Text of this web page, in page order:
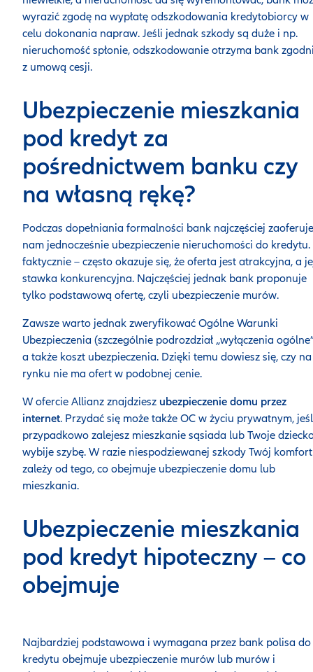
wyrazić zgodę na wypłatę odszkodowania kredytobiorcy w
celu dokonania napraw. Jeśli jednak szkody są duże i np.
nieruchomość spłonie, odszkodowanie otrzyma bank
z umową cesji.
Ubezpieczenie mieszkania
pod kredyt za
pośrednictwem banku czy
na własną rękę?
Podczas dopełniania formalności bank najczęściej zaoferuje
nam jednocześnie ubezpieczenie nieruchomości do kredytu.
faktycznie – często okazuje się, że oferta jest atrakcyjna, a
stawka konkurencyjna. Najczęściej jednak bank proponuje
tylko podstawową ofertę, czyli ubezpieczenie murów.
Zawsze warto jednak zweryfikować Ogólne Warunki
Ubezpieczenia (szczególnie podrozdział „wyłączenia
a także koszt ubezpieczenia. Dzięki temu dowiesz się, czy na
rynku nie ma ofert w podobnej cenie.
W ofercie Allianz znajdziesz ubezpieczenie domu przez
internet. Przydać się może także OC w życiu prywatnym,
przypadkowo zalejesz mieszkanie sąsiada lub Twoje
wybije szybę. W razie niespodziewanej szkody Twój komfort
zależy od tego, co obejmuje ubezpieczenie domu lub
mieszkania.
Ubezpieczenie mieszkania
pod kredyt hipoteczny – co
obejmuje
Najbardziej podstawowa i wymagana przez bank polisa do
kredytu obejmuje ubezpieczenie murów lub murów i